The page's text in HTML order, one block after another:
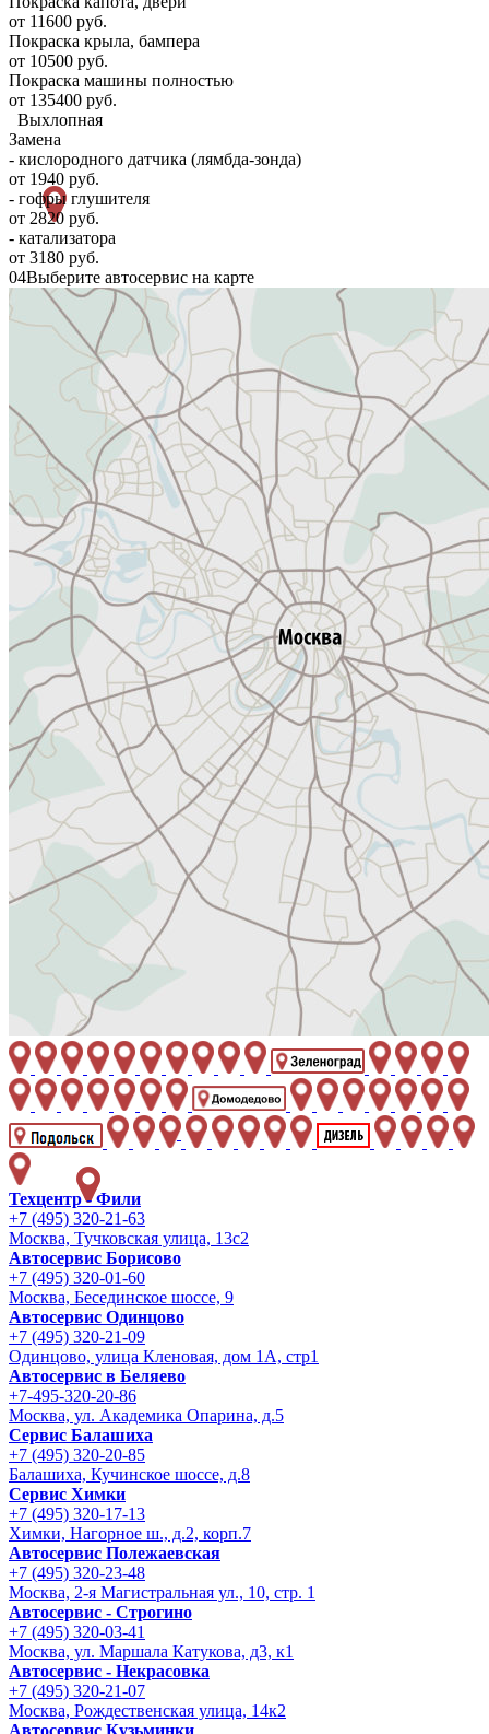
от 11600 руб.
Покраска крыла, бампера
от 10500 руб.
Покраска машины полностью
от 135400 руб.
Выхлопная
Замена
- кислородного датчика (лямбда-зонда)
от 1940 руб.
- гофры глушителя
от 2820 руб.
- катализатора
от 3180 руб.
04Выберите автосервис на карте
Техцентр - Фили
+7 (495) 320-21-63
Москва, Тучковская улица, 13с2
Автосервис Борисово
+7 (495) 320-01-60
Москва, Бесединское шоссе, 9
Автосервис Одинцово
+7 (495) 320-21-09
Одинцово, улица Кленовая, дом 1А, стр1
Автосервис в Беляево
+7-495-320-20-86
Москва, ул. Академика Опарина, д.5
Сервис Балашиха
+7 (495) 320-20-85
Балашиха, Кучинское шоссе, д.8
Сервис Химки
+7 (495) 320-17-13
Химки, Нагорное ш., д.2, корп.7
Автосервис Полежаевская
+7 (495) 320-23-48
Москва, 2-я Магистральная ул., 10, стр. 1
Автосервис - Строгино
+7 (495) 320-03-41
Москва, ул. Маршала Катукова, д3, к1
Автосервис - Некрасовка
+7 (495) 320-21-07
Москва, Рождественская улица, 14к2
Автосервис Кузьминки